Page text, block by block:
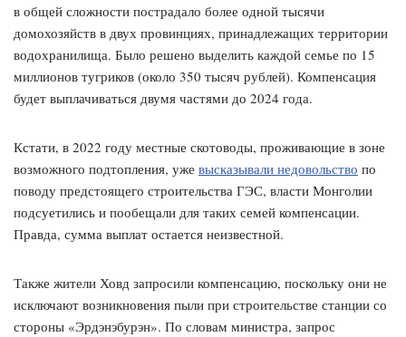
в общей сложности пострадало более одной тысячи
домохозяйств в двух провинциях, принадлежащих территории
водохранилища. Было решено выделить каждой семье по 15
миллионов тугриков (около 350 тысяч рублей). Компенсация
будет выплачиваться двумя частями до 2024 года.
Кстати, в 2022 году местные скотоводы, проживающие в зоне
возможного подтопления, уже высказывали недовольство по
поводу предстоящего строительства ГЭС, власти Монголии
подсуетились и пообещали для таких семей компенсации.
Правда, сумма выплат остается неизвестной.
Также жители Ховд запросили компенсацию, поскольку они не
исключают возникновения пыли при строительстве станции со
стороны «Эрдэнэбурэн». По словам министра, запрос